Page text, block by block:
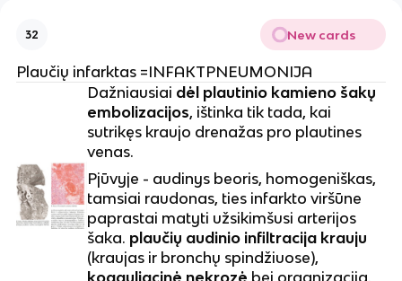
32 New cards
Plaučių infarktas =INFAKTPNEUMONIJA
Dažniausiai dėl plautinio kamieno šakų
embolizacijos, ištinka tik tada, kai
sutrikęs kraujo drenažas pro plautines
venas.
Pjūvyje - audinys beoris, homogeniškas,
tamsiai raudonas, ties infarkto viršūne
paprastai matyti užsikimšusi arterijos
šaka. plaučių audinio infiltracija krauju
(kraujas ir bronchų spindžiuose),